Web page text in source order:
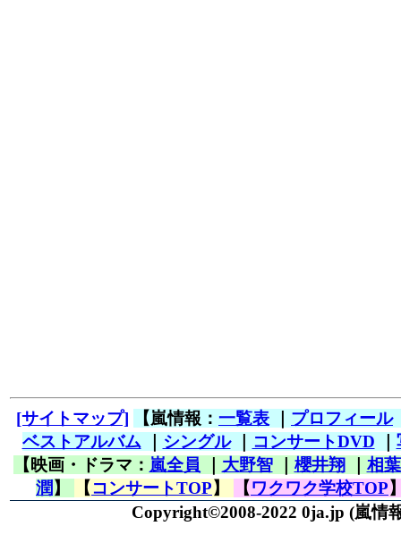
[サイトマップ] 【嵐情報： 一覧表 プロフィール
ベストアルバム｜ シングル｜ コンサートDVD
【映画・ドラマ： 嵐全員 大野智｜ 櫻井翔
相
潤 】 【コンサートTOP】 【ワクワク学校TOP
Copyright©2008-2022 0ja.jp (嵐情